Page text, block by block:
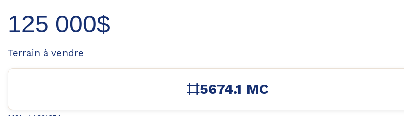
125 000$
Terrain à vendre
5674.1 MC